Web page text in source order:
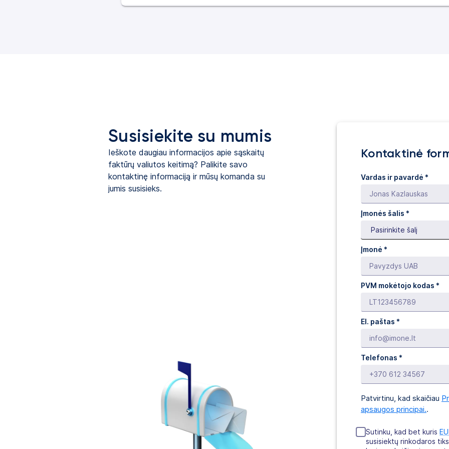
Susisiekite su mumis
Ieškote daugiau informacijos apie sąskaitų
faktūrų valiutos keitimą? Palikite savo
kontaktinę informaciją ir mūsų komanda su
jumis susisieks.
Kontaktinė
Vardas ir pavardė *
Įmonės šalis *
Įmonė *
PVM mokėtojo kodas *
El. paštas *
Telefonas *
Patvirtinu, kad skaičiau
apsaugos principai..
Sutinku, kad bet kuris
susisiektų rinkodaros